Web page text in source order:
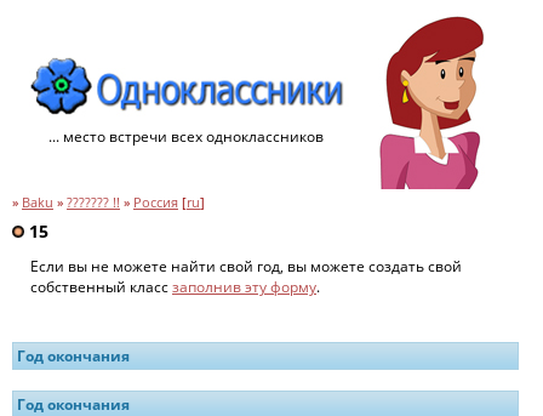
... место встречи всех одноклассников
» Baku » ??????? !! » Россия [ru]
15
Если вы не можете найти свой год, вы можете создать свой
собственный классзаполнив эту форму.
Год окончания
Год окончания